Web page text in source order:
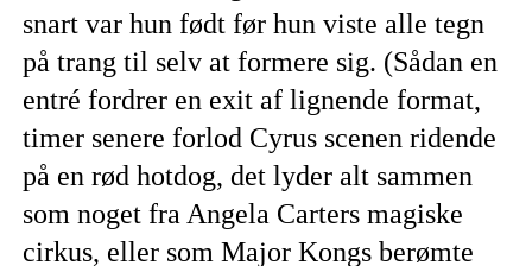
snart var hun født før hun viste alle tegn
på trang til selv at formere sig. (Sådan en
entré fordrer en exit af lignende format,
timer senere forlod Cyrus scenen ridende
på en rød hotdog, det lyder alt sammen
som noget fra Angela Carters magiske
cirkus, eller som Major Kongs berømte